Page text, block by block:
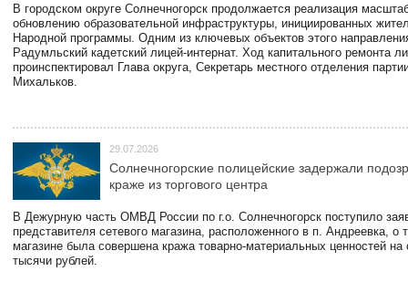
В городском округе Солнечногорск продолжается реализация
обновлению образовательной инфраструктуры, инициированных
Народной программы. Одним из ключевых объектов этого
Радумльский кадетский лицей-интернат. Ход капитального ремонта
проинспектировал Глава округа, Секретарь местного отделения
Михальков.
29.07.2026
Солнечногорские полицейские задержали
краже из торгового центра
В Дежурную часть ОМВД России по г.о. Солнечногорск поступило
представителя сетевого магазина, расположенного в п. Андреевка, о
магазине была совершена кража товарно-материальных ценностей
тысячи рублей.